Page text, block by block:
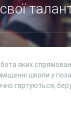
яких
школи у
гартуються,